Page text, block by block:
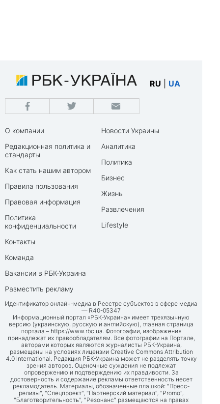
RU UA
О компании
Редакционная политика и
стандарты
Как стать нашим автором
Правила пользования
Правовая информация
Политика
конфиденциальности
Контакты
Команда
Вакансии в РБК-Украина
Разместить рекламу
Новости Украины
Аналитика
Политика
Бизнес
Жизнь
Развлечения
Lifestyle
Идентификатор онлайн-медиа в Реестре субъектов в сфере медиа
— R40-05347
Информационный портал «РБК-Украина» имеет трехязычную
версию (украинскую, русскую и английскую), главная страница
портала – https://www.rbc.ua. Фотографии, изображения
принадлежат их правообладателям. Все фотографии на Портале,
авторами которых являются журналисты РБК-Украина,
размещены на условиях лицензии Creative Commons Attribution
4.0 International. Редакция РБК-Украина может не разделять точку
зрения авторов. Оценочные суждения не подлежат
опровержению и подтверждению их правдивости. За
достоверность и содержание рекламы ответственность несет
рекламодатель. Материалы, обозначенные плашкой: "Пресс-
релизы", "Спецпроект", "Партнерский материал", "Promo",
"Благотворительность", "Резонанс" размещаются на правах